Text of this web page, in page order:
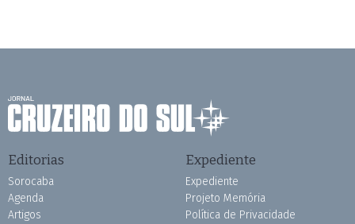
Editorias
Sorocaba
Agenda
Artigos
Expediente
Expediente
Projeto Memória
Política de Privacidade